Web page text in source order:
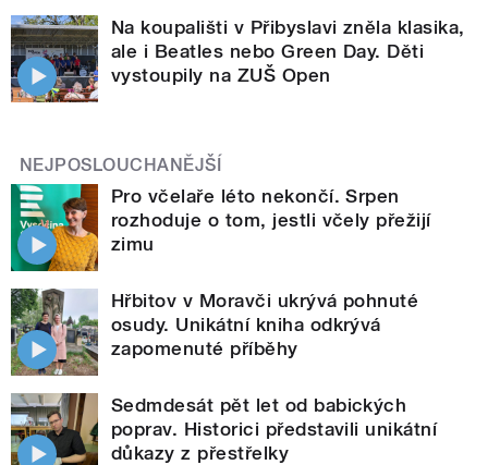
Na koupališti v Přibyslavi zněla klasika,
ale i Beatles nebo Green Day. Děti
vystoupily na ZUŠ Open
NEJPOSLOUCHANĚJŠÍ
Pro včelaře léto nekončí. Srpen
rozhoduje o tom, jestli včely přežijí
zimu
Hřbitov v Moravči ukrývá pohnuté
osudy. Unikátní kniha odkrývá
zapomenuté příběhy
Sedmdesát pět let od babických
poprav. Historici představili unikátní
důkazy z přestřelky